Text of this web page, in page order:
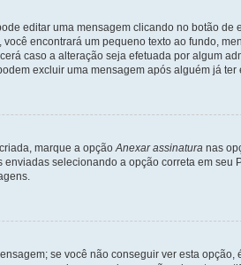
editar uma mensagem clicando no botão de
encontrará um pequeno texto ao fundo,
caso a alteração seja efetuada por algum
excluir uma mensagem após alguém já ter
marque a opção Anexar assinatura nas
selecionando a opção correta em seu
se você não conseguir ver esta opção,